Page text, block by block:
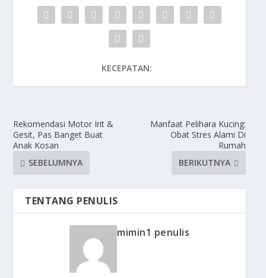
KECEPATAN:
Rekomendasi Motor Irit &
Gesit, Pas Banget Buat
Anak Kosan
SEBELUMNYA
Manfaat Pelihara Kucing:
Obat Stres Alami Di
Rumah
BERIKUTNYA
TENTANG PENULIS
mimin1 penulis